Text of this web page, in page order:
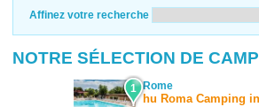
Affinez votre recherche
NOTRE SÉLECTION DE
1 Rome
hu Roma Camping